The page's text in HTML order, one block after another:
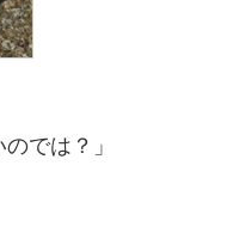
では？」